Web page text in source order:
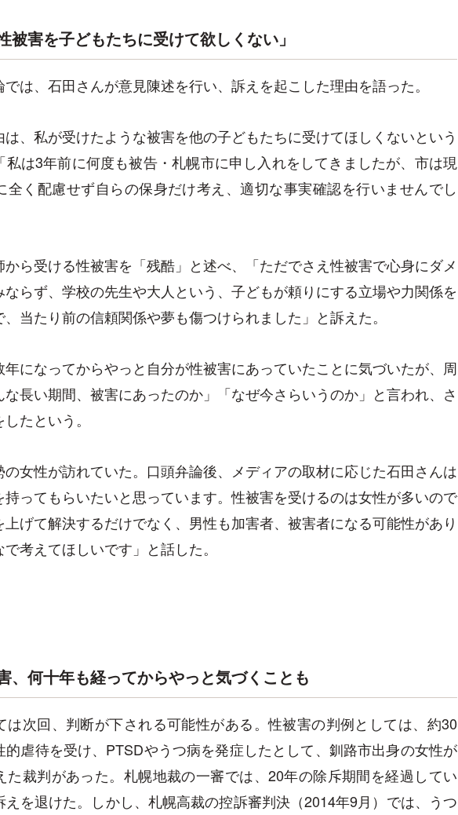
被害を子どもたちに受けて欲しくない」
は、石田さんが意見陳述を行い、訴えを起こした理由を語った。
は、私が受けたような被害を他の子どもたちに受けてほしくないという
私は3年前に何度も被告・札幌市に申し入れをしてきましたが、市は現
全く配慮せず自らの保身だけ考え、適切な事実確認を行いませんでし
から受ける性被害を「残酷」と述べ、「ただでさえ性被害で心身にダメ
らず、学校の先生や大人という、子どもが頼りにする立場や力関係を
当たり前の信頼関係や夢も傷つけられました」と訴えた。
になってからやっと自分が性被害にあっていたことに気づいたが、周
長い期間、被害にあったのか」「なぜ今さらいうのか」と言われ、さ
たという。
女性が訪れていた。口頭弁論後、メディアの取材に応じた石田さんは
持ってもらいたいと思っています。性被害を受けるのは女性が多いので
げて解決するだけでなく、男性も加害者、被害者になる可能性があり
考えてほしいです」と話した。
、何十年も経ってからやっと気づくことも
は次回、判断が下される可能性がある。性被害の判例としては、約30
的虐待を受け、PTSDやうつ病を発症したとして、釧路市出身の女性が
た裁判があった。札幌地裁の一審では、20年の除斥期間を経過してい
えを退けた。しかし、札幌高裁の控訴審判決（2014年9月）では、うつ